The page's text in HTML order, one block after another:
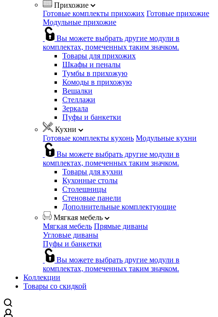
Прихожие
Готовые комплекты прихожих Готовые прихожие
Модульные прихожие
Вы можете выбрать другие модули в
комплектах, помеченных таким значком.
Товары для прихожих
Шкафы и пеналы
Тумбы в прихожую
Комоды в прихожую
Вешалки
Стеллажи
Зеркала
Пуфы и банкетки
Кухни
Готовые комплекты кухонь Модульные кухни
Вы можете выбрать другие модули в
комплектах, помеченных таким значком.
Товары для кухни
Кухонные столы
Столешницы
Стеновые панели
Дополнительные комплектующие
Мягкая мебель
Мягкая мебель Прямые диваны
Угловые диваны
Пуфы и банкетки
Вы можете выбрать другие модули в
комплектах, помеченных таким значком.
Коллекции
Товары со скидкой